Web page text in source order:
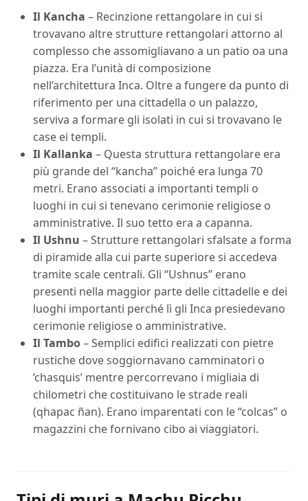
Il Kancha – Recinzione rettangolare in cui si
trovavano altre strutture rettangolari attorno al
complesso che assomigliavano a un patio oa una
piazza. Era l’unità di composizione
nell’architettura Inca. Oltre a fungere da punto di
riferimento per una cittadella o un palazzo,
serviva a formare gli isolati in cui si trovavano le
case ei templi.
Il Kallanka – Questa struttura rettangolare era
più grande del “kancha” poiché era lunga 70
metri. Erano associati a importanti templi o
luoghi in cui si tenevano cerimonie religiose o
amministrative. Il suo tetto era a capanna.
Il Ushnu – Strutture rettangolari sfalsate a forma
di piramide alla cui parte superiore si accedeva
tramite scale centrali. Gli “Ushnus” erano
presenti nella maggior parte delle cittadelle e dei
luoghi importanti perché lì gli Inca presiedevano
cerimonie religiose o amministrative.
Il Tambo– Semplici edifici realizzati con pietre
rustiche dove soggiornavano camminatori o
‘chasquis’ mentre percorrevano i migliaia di
chilometri che costituivano le strade reali
(qhapac ñan). Erano imparentati con le “colcas” o
magazzini che fornivano cibo ai viaggiatori.